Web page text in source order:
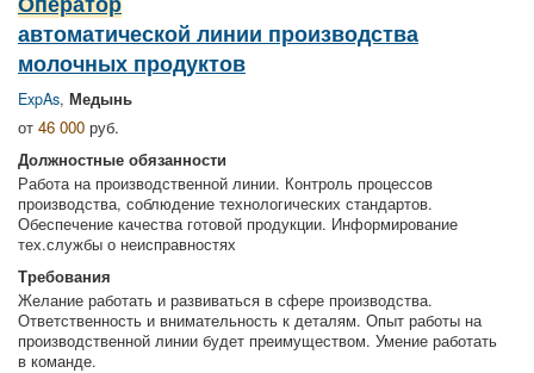
автоматической линии производства
молочных продуктов
ExpAs, Медынь
от 46 000 руб.
Должностные обязанности
Работа на производственной линии. Контроль процессов
производства, соблюдение технологических стандартов.
Обеспечение качества готовой продукции. Информирование
тех.службы о неисправностях
Требования
Желание работать и развиваться в сфере производства.
Ответственность и внимательность к деталям. Опыт работы на
производственной линии будет преимуществом. Умение работать
в команде.